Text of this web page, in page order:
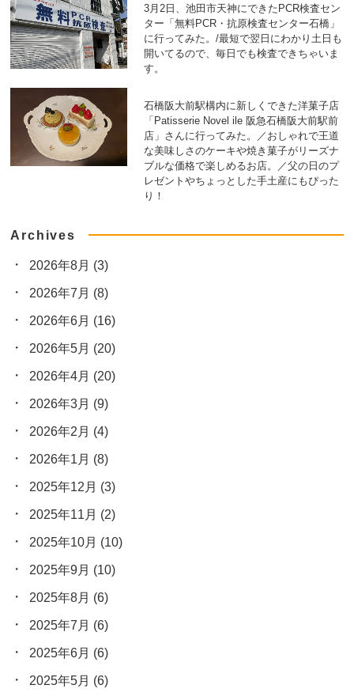
3月2日、池田市天神にできたPCR検査セン
ター「無料PCR・抗原検査センター石橋」
に行ってみた。/最短で翌日にわかり土日も
開いてるので、毎日でも検査できちゃいま
す。
石橋阪大前駅構内に新しくできた洋菓子店
「Patisserie Novel ile 阪急石橋阪大前駅前
店」さんに行ってみた。／おしゃれで王道
な美味しさのケーキや焼き菓子がリーズナ
ブルな価格で楽しめるお店。／父の日のプ
レゼントやちょっとした手土産にもぴった
り！
Archives
2026年8月 (3)
2026年7月 (8)
2026年6月 (16)
2026年5月 (20)
2026年4月 (20)
2026年3月 (9)
2026年2月 (4)
2026年1月 (8)
2025年12月 (3)
2025年11月 (2)
2025年10月 (10)
2025年9月 (10)
2025年8月 (6)
2025年7月 (6)
2025年6月 (6)
2025年5月 (6)